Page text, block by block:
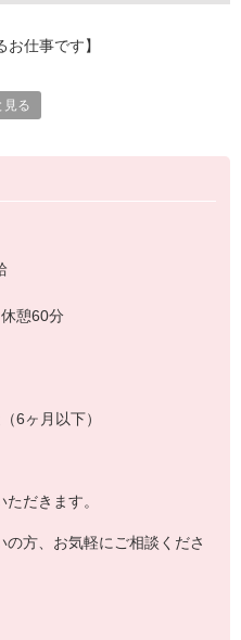
スマッチを
！
事をご用意！
実現しましょう。
お仕事です】
ンソフトへの入力
件の内容と異なる場合がありま
見る
憩60分
6ヶ月以下）
だきます。
方、お気軽にご相談くださ